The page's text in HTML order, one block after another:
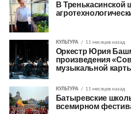
В Тренькасинской
КУЛЬТУРА 11 месяцев назад
Оркестр Юрия
произведения
музыкальной
КУЛЬТУРА 11 месяцев назад
Батыревские
всемирном